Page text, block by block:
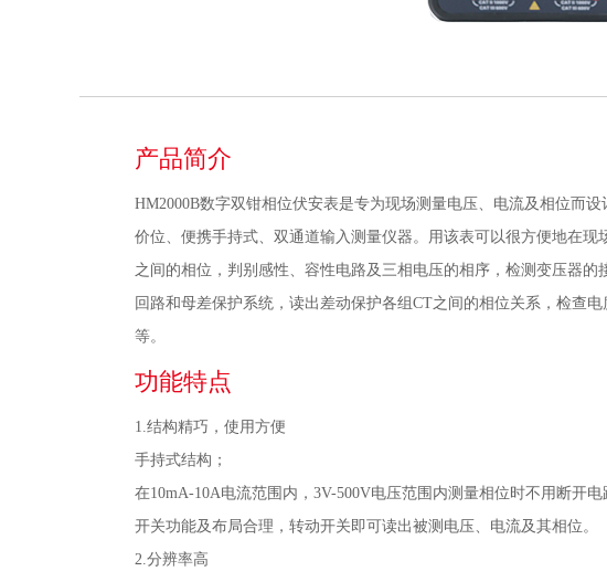
产品简介
HM2000B数字双钳相位伏安表是专为现场测量电压、电流及相位而
价位、便携手持式、双通道输入测量仪器。用该表可以很方便地在现
之间的相位，判别感性、容性电路及三相电压的相序，检测变压器的
回路和母差保护系统，读出差动保护各组CT之间的相位关系，检查
等。
功能特点
1.结构精巧，使用方便
手持式结构；
在10mA-10A电流范围内，3V-500V电压范围内测量相位时不用断开电
开关功能及布局合理，转动开关即可读出被测电压、电流及其相位。
2.分辨率高